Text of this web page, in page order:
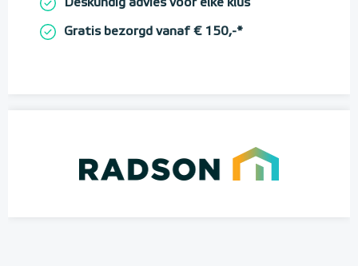
Deskundig advies voor elke klus
Gratis bezorgd vanaf € 150,-*